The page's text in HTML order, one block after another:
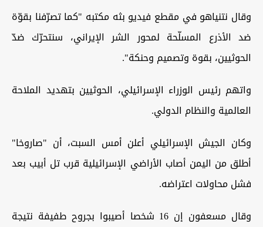
وقال نتنياهو في مقطع فيديو بثه مكتبه "كما تصرّفنا بقوّة
ضد الأذرع المسلّحة لمحور الشر الإيراني، سنتحرّك ضدّ
الحوثيين، بقوة وتصميم وحنكة".
واتهم رئيس الوزراء الإسرائيلي، الحوثيين بتهديد الملاحة
العالمية والنظام الدولي.
وكان الجيش الإسرائيلي أعلن أمس السبت، أن "صاروخا"
أطلق من اليمن أصاب الأراضي الإسرائيلية قرب تل أبيب بعد
فشل محاولات اعتراضه.
وقال مسعفون إن 16 شخصا أصيبوا بجروح طفيفة نتيجة